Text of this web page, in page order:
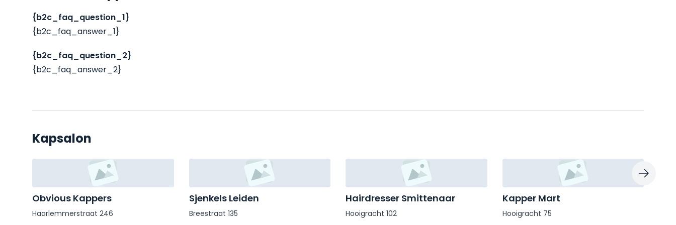
{b2c_faq_question_1}
{b2c_faq_answer_1}
{b2c_faq_question_2}
{b2c_faq_answer_2}
Kapsalon
Obvious Kappers
Haarlemmerstraat 246
Sjenkels Leiden
Breestraat 135
Hairdresser Smittenaar
Hooigracht 102
Kapper Mart
Hooigracht 75